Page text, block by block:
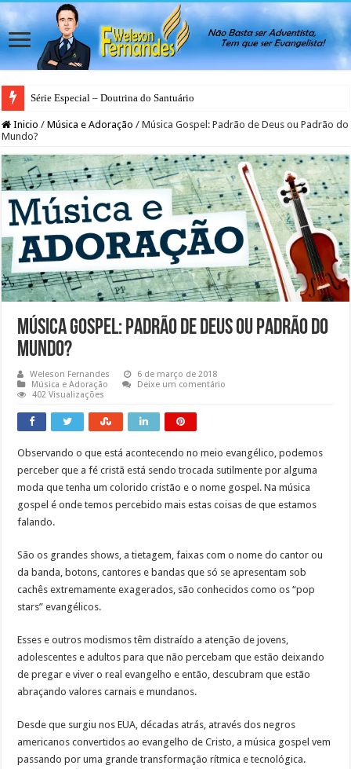
Série Especial – Doutrina do Santuário
Inicio / Música e Adoração / Música Gospel: Padrão de Deus ou Padrão do
Mundo?
Música Gospel: Padrão de Deus ou Padrão do
Mundo?
Weleson Fernandes
6 de março de 2018
Música e Adoração
Deixe um comentário
402 Visualizações
Observando o que está acontecendo no meio evangélico, podemos
perceber que a fé cristã está sendo trocada sutilmente por alguma
moda que tenha um colorido cristão e o nome gospel. Na música
gospel é onde temos percebido mais estas coisas de que estamos
falando.
São os grandes shows, a tietagem, faixas com o nome do cantor ou
da banda, botons, cantores e bandas que só se apresentam sob
cachês extremamente exagerados, são conhecidos como os “pop
stars” evangélicos.
Esses e outros modismos têm distraído a atenção de jovens,
adolescentes e adultos para que não percebam que estão deixando
de pregar e viver o real evangelho e então, descubram que estão
abraçando valores carnais e mundanos.
Desde que surgiu nos EUA, décadas atrás, através dos negros
americanos convertidos ao evangelho de Cristo, a música gospel vem
passando por uma grande transformação rítmica e tecnológica.